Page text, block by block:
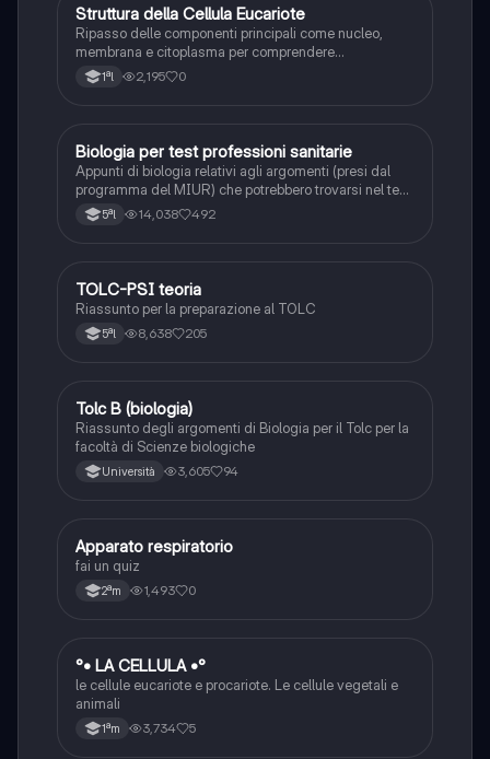
SScienze
Struttura della Cellula Eucariote
Ripasso delle componenti principali come nucleo,
membrana e citoplasma per comprendere
l'organizzazione di base della cellula.
1ªl 2,195 0
Scienze
Biologia per test professioni sanitarie
Appunti di biologia relativi agli argomenti (presi dal
programma del MIUR) che potrebbero trovarsi nel test
di professioni sanitarie. Appunti realizzati
confrontando vari siti internet e libro ALPHATEST
5ªl 14,038 492
Scienze
TOLC-PSI teoria
Riassunto per la preparazione al TOLC
5ªl 8,638 205
Scienze
Tolc B (biologia)
Riassunto degli argomenti di Biologia per il Tolc per la
facoltà di Scienze biologiche
Università 3,605 94
AScienze
Apparato respiratorio
fai un quiz
2ªm 1,493 0
° Scienze
°• LA CELLULA •°
le cellule eucariote e procariote. Le cellule vegetali e
animali
1ªm 3,734 5